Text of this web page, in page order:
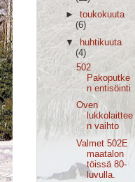
►toukokuuta
(6)
▼
huhtikuuta
(4)
502
Pakoputke
n entisöinti
Oven
lukkolaittee
n vaihto
Valmet 502E
maatalon
töissä 80-
luvulla.